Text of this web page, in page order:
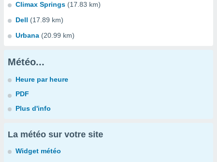
Climax Springs (17.83 km)
Dell (17.89 km)
Urbana (20.99 km)
Météo...
Heure par heure
PDF
Plus d'info
La météo sur votre site
Widget météo